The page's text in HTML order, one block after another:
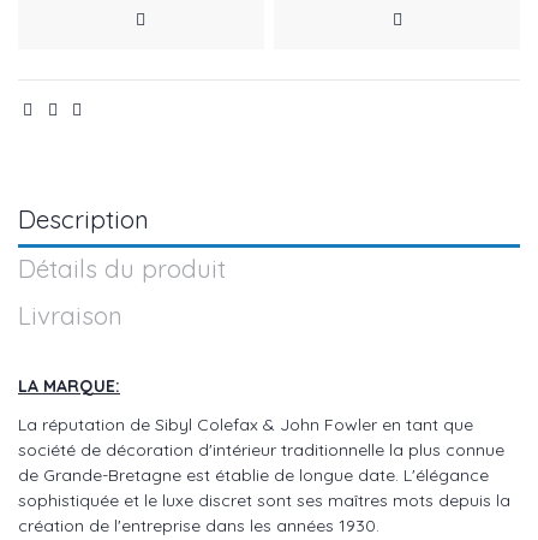
Description
Détails du produit
Livraison
LA MARQUE:
La réputation de Sibyl Colefax & John Fowler en tant que
société de décoration d'intérieur traditionnelle la plus connue
de Grande-Bretagne est établie de longue date. L'élégance
sophistiquée et le luxe discret sont ses maîtres mots depuis la
création de l'entreprise dans les années 1930.